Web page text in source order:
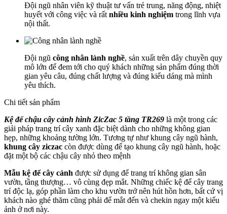
Đội ngũ nhân viên kỹ thuật tư vấn trẻ trung, năng động, nhiệt
huyết với công việc và rất nhiều kinh nghiệm trong lĩnh vựa
nội thất.
Đội ngũ công nhân lành nghề, sản xuất trên dây chuyền quy
mô lớn để đem tới cho quý khách những sản phẩm đúng thời
gian yêu câu, đúng chất lượng và đúng kiểu dáng mà mình
yêu thích.
Chi tiết sản phẩm
Kệ để chậu cây cảnh hình ZicZac 5 tầng TR269 là một trong các
giải pháp trang trí cây xanh đặc biệt dành cho những không gian
hẹp, những khoảng tường lớn. Tương tự như khung cây ngũ hành,
khung cây ziczac còn được dùng để tạo khung cây ngũ hành, hoặc
đặt một bộ các chậu cây nhỏ theo mệnh
Mẫu kệ để cây cảnh được sử dụng để trang trí không gian sân
vườn, tầng thượng… vô cùng đẹp mắt. Những chiếc kệ để cây trang
trí độc lạ, góp phần làm cho khu vườn trở nên hút hồn hơn, bất cứ vị
khách nào ghé thăm cũng phải để mắt đến và chekin ngay một kiểu
ảnh ở nơi này.